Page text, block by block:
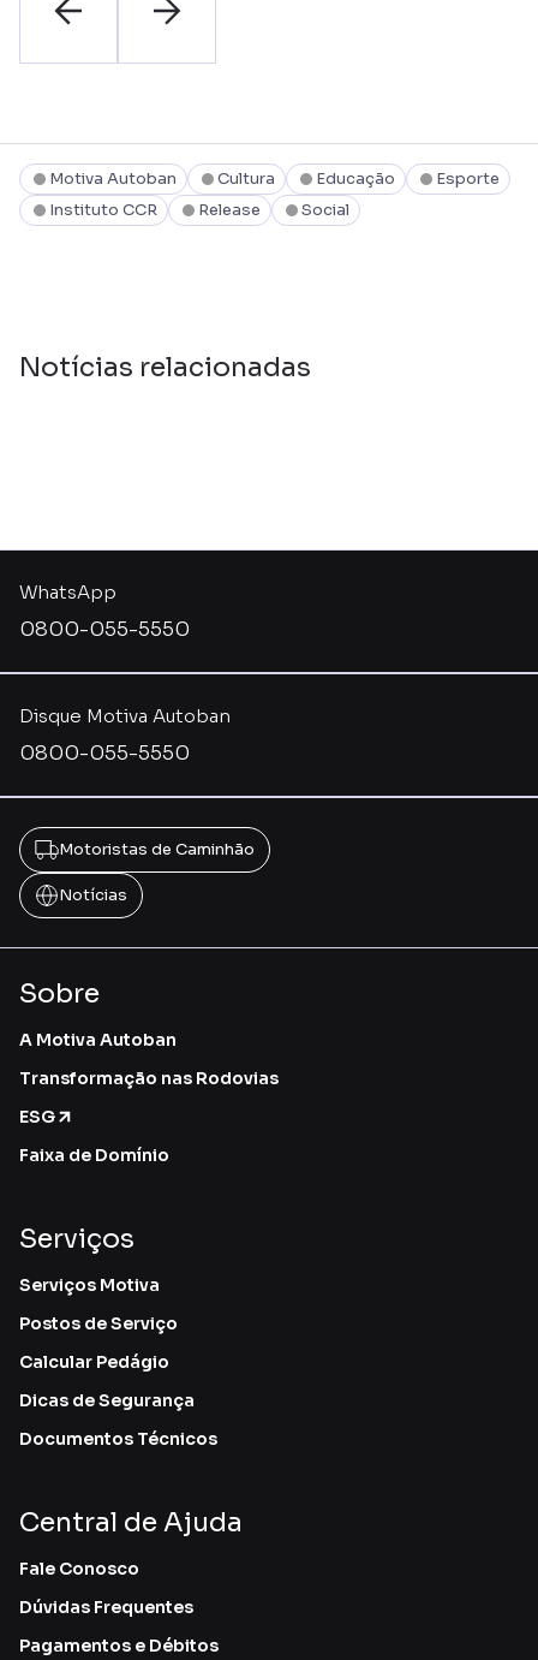
Motiva Autoban Cultura Educação
Esporte
Instituto CCR
Release Social
Notícias relacionadas
Disque Motiva Autoban
0800-055-5550
WhatsApp
0800-055-5550
Motoristas de Caminhão
Notícias
Sobre
A Motiva Autoban
Transformação nas Rodovias
ESG
Faixa de Domínio
Serviços
Serviços Motiva
Postos de Serviço
Calcular Pedágio
Dicas de Segurança
Documentos Técnicos
Central de Ajuda
Fale Conosco
Dúvidas Frequentes
Pagamentos e Débitos